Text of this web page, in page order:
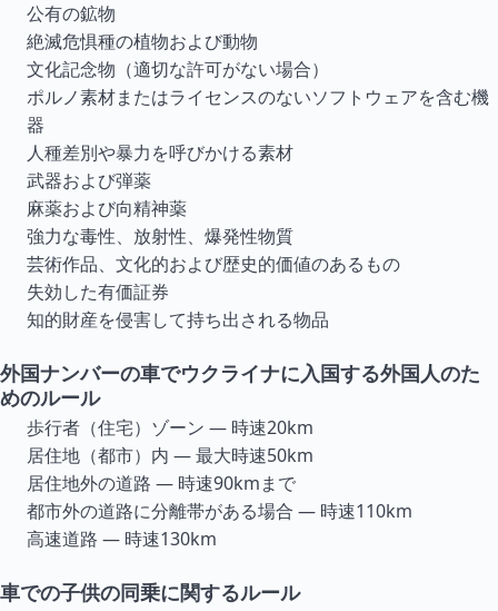
公有の鉱物
絶滅危惧種の植物および動物
文化記念物（適切な許可がない場合）
ポルノ素材またはライセンスのないソフトウェアを含む機
器
人種差別や暴力を呼びかける素材
武器および弾薬
麻薬および向精神薬
強力な毒性、放射性、爆発性物質
芸術作品、文化的および歴史的価値のあるもの
失効した有価証券
知的財産を侵害して持ち出される物品
外国ナンバーの車でウクライナに入国する外国人のた
めのルール
歩行者（住宅）ゾーン — 時速20km
居住地（都市）内 — 最大時速50km
居住地外の道路 — 時速90kmまで
都市外の道路に分離帯がある場合 — 時速110km
高速道路 — 時速130km
車での子供の同乗に関するルール